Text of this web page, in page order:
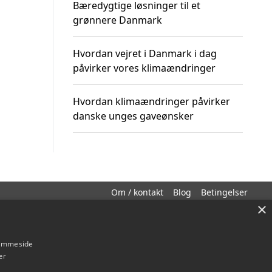
Bæredygtige løsninger til et
grønnere Danmark
Hvordan vejret i Danmark i dag
påvirker vores klimaændringer
Hvordan klimaændringer påvirker
danske unges gaveønsker
Om / kontakt Blog Betingelser
×